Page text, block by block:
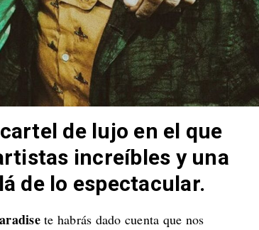
de lujo en el que
increíbles y una
de lo espectacular.
te habrás dado cuenta que nos